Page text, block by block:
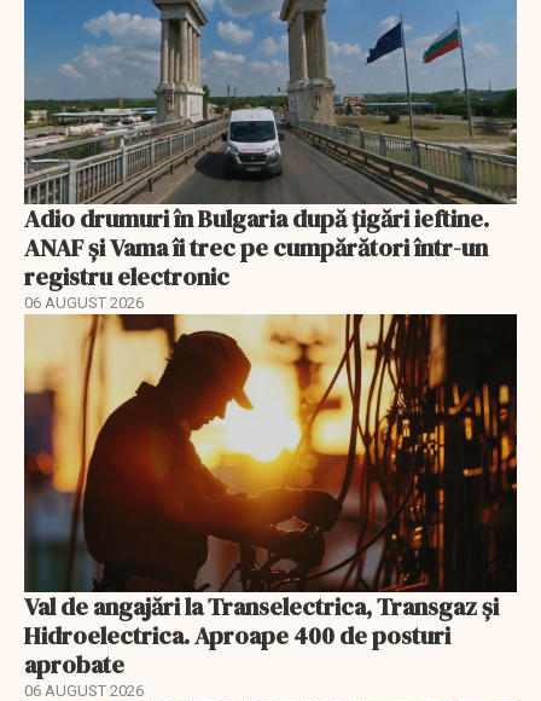
Adio drumuri în Bulgaria după țigări ieftine.
ANAF și Vama îi trec pe cumpărători într-un
registru electronic
06 AUGUST 2026
Val de angajări la Transelectrica, Transgaz și
Hidroelectrica. Aproape 400 de posturi
aprobate
06 AUGUST 2026